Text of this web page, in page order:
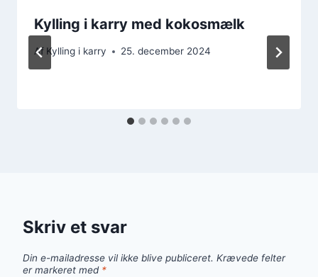
Kylling i karry med kokosmælk
Af Kylling i karry 25. december 2024
Skriv et svar
Din e-mailadresse vil ikke blive publiceret. Krævede felter
er markeret med *